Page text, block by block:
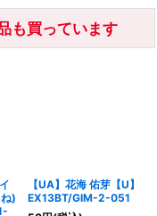
も買っています
)
【UA】花海 佑芽【U】
EX13BT/GIM-2-051